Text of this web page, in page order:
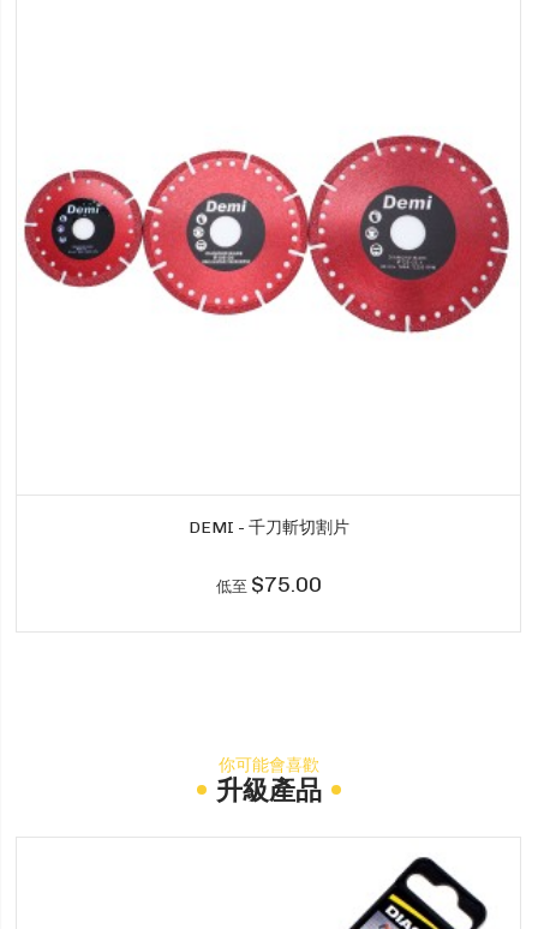
DEMI - 千刀斬切割片
低至 $75.00
你可能會喜歡
升級產品